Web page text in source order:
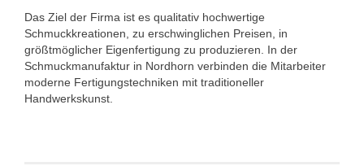
Das Ziel der Firma ist es qualitativ hochwertige
Schmuckkreationen, zu erschwinglichen Preisen, in
größtmöglicher Eigenfertigung zu produzieren. In der
Schmuckmanufaktur in Nordhorn verbinden die Mitarbeiter
moderne Fertigungstechniken mit traditioneller
Handwerkskunst.